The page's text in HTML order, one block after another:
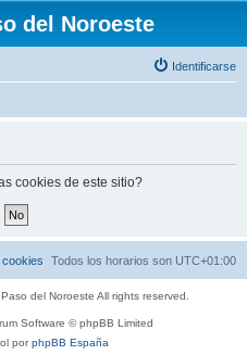
del Noroeste
Identificarse
cookies de este sitio?
Todos los horarios son UTC+01:00
del Noroeste All rights reserved.
Software © phpBB Limited
porphpBB España